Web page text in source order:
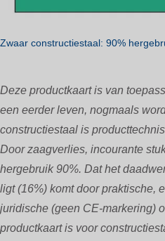
Zwaar constructiestaal: 90%
Deze productkaart is van
een eerder leven, nogmaals
constructiestaal is
Door zaagverlies, incourante
hergebruik 90%. Dat het
ligt (16%) komt door praktische,
juridische (geen CE-markering)
productkaart is voor